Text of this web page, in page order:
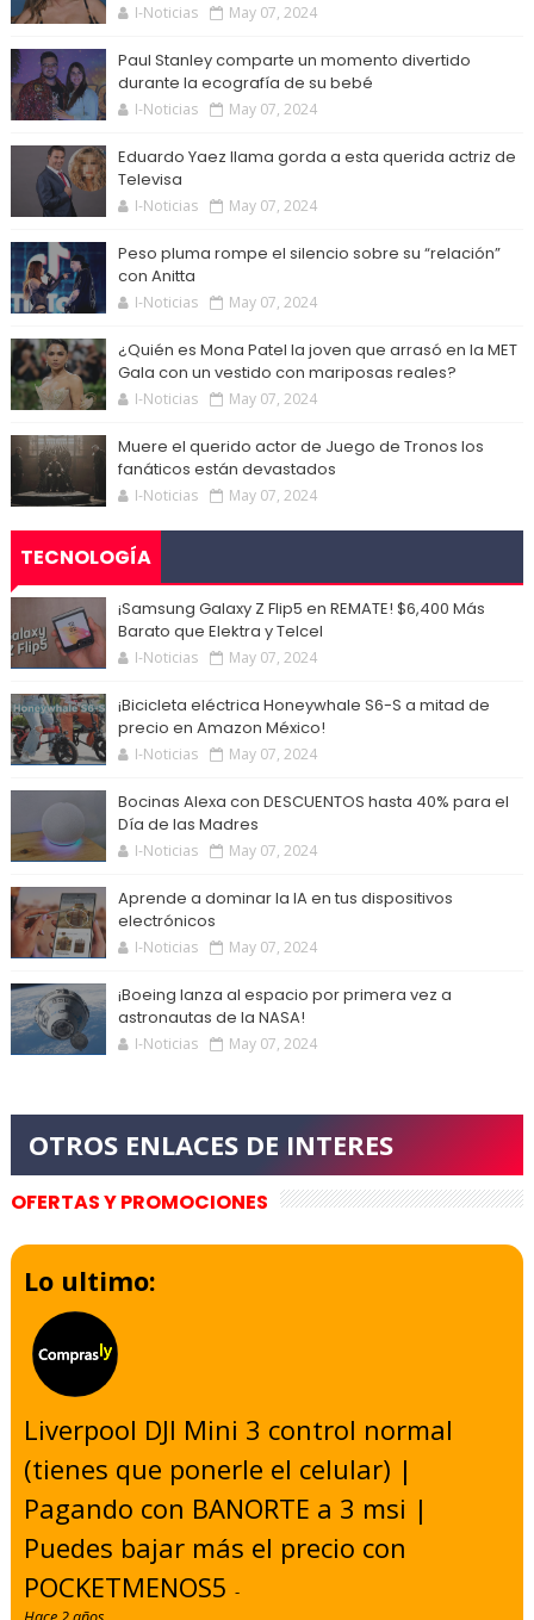
I-Noticias May 07, 2024
Paul Stanley comparte un momento divertido
durante la ecografía de su bebé
I-Noticias May 07, 2024
Eduardo Yaez llama gorda a esta querida actriz de
Televisa
I-Noticias May 07, 2024
Peso pluma rompe el silencio sobre su “relación”
con Anitta
I-Noticias May 07, 2024
¿Quién es Mona Patel la joven que arrasó en la MET
Gala con un vestido con mariposas reales?
I-Noticias May 07, 2024
Muere el querido actor de Juego de Tronos los
fanáticos están devastados
I-Noticias May 07, 2024
TECNOLOGÍA
¡Samsung Galaxy Z Flip5 en REMATE! $6,400 Más
Barato que Elektra y Telcel
I-Noticias May 07, 2024
¡Bicicleta eléctrica Honeywhale S6-S a mitad de
precio en Amazon México!
I-Noticias May 07, 2024
Bocinas Alexa con DESCUENTOS hasta 40% para el
Día de las Madres
I-Noticias May 07, 2024
Aprende a dominar la IA en tus dispositivos
electrónicos
I-Noticias May 07, 2024
¡Boeing lanza al espacio por primera vez a
astronautas de la NASA!
I-Noticias May 07, 2024
OFERTAS Y PROMOCIONES
Lo ultimo:
Liverpool DJI Mini 3 control normal
(tienes que ponerle el celular) |
Pagando con BANORTE a 3 msi |
Puedes bajar más el precio con
POCKETMENOS5-